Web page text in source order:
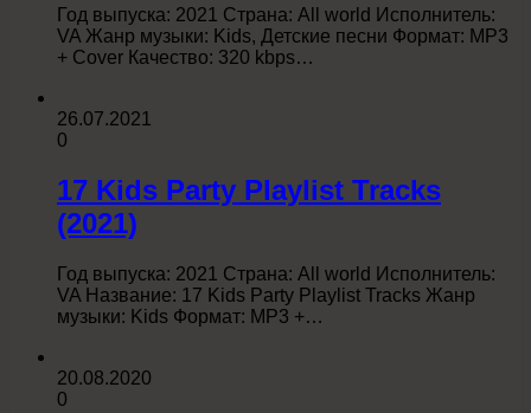
Год выпуска: 2021 Страна: All world Исполнитель:
VA Жанр музыки: Kids, Детские песни Формат: MP3
+ Cover Качество: 320 kbps…
26.07.2021
0
17 Kids Party Playlist Tracks
(2021)
Год выпуска: 2021 Страна: All world Исполнитель:
VA Название: 17 Kids Party Playlist Tracks Жанр
музыки: Kids Формат: MP3 +…
20.08.2020
0